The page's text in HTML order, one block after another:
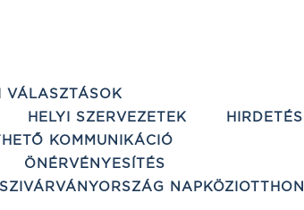
VÁLASZTÁSOK
HELYI SZERVEZETEK
HIRDETÉS
KOMMUNIKÁCIÓ
ÖNÉRVÉNYESÍTÉS
SZIVÁRVÁNYORSZÁG NAPKÖZIOTTHON